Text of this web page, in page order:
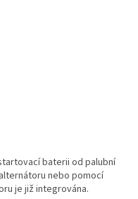
baterii od palubní
nebo pomocí
je již integrována.